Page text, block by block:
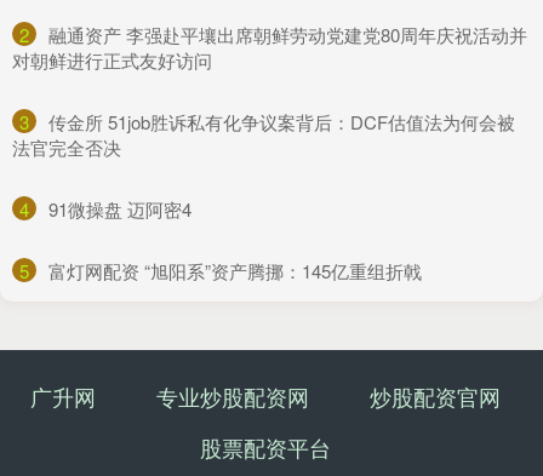
2
​融通资产 李强赴平壤出席朝鲜劳动党建党80周年庆祝活动并
对朝鲜进行正式友好访问
3
​传金所 51job胜诉私有化争议案背后：DCF估值法为何会被
法官完全否决
4 ​91微操盘 迈阿密4
5 ​富灯网配资 “旭阳系”资产腾挪：145亿重组折戟
广升网 专业炒股配资网
炒股配资官网
股票配资平台